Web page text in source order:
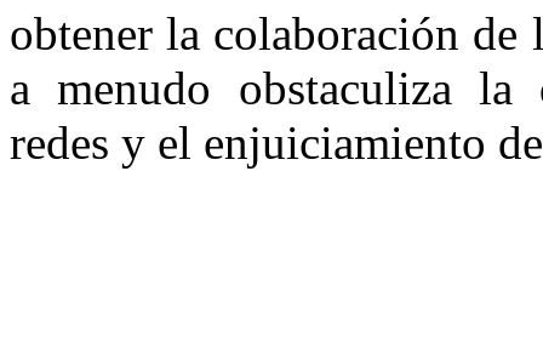
obtener la colaboración de
a menudo obstaculiza la
redes y el enjuiciamiento